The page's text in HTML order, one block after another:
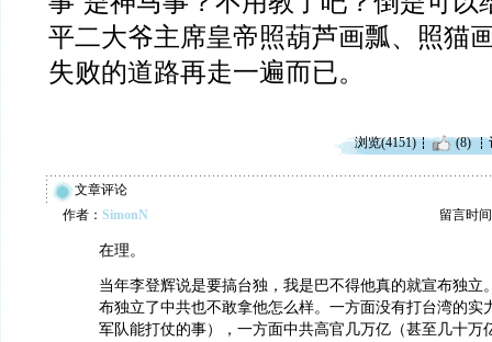
平二大爷主席皇帝照葫芦画瓢、照猫
失败的道路再走一遍而已。
浏览(4151) (8)
文章评论
作者： SimonN 留言时
在理。
当年李登辉说是要搞台独，我是巴不得他真的就宣布独立
布独立了中共也不敢拿他怎么样。一方面没有打台湾的实
军队能打仗的事），一方面中共高官几万亿（甚至几十万